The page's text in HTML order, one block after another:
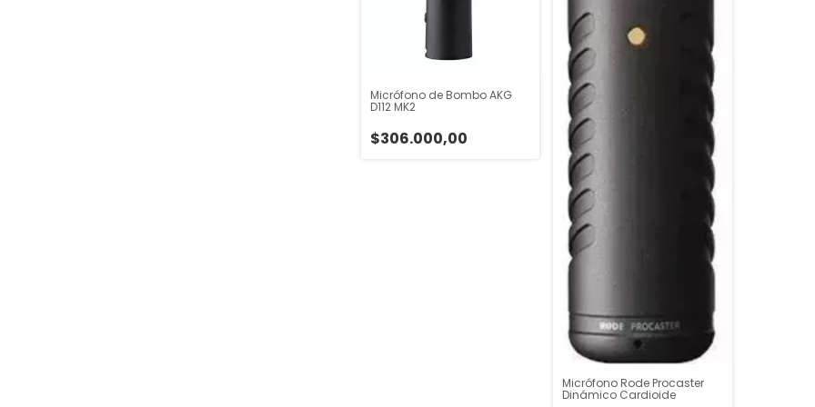
Micrófono de Bombo AKG
D112 MK2
$306.000,00
Micrófono Rode Procaster
Dinámico Cardioide